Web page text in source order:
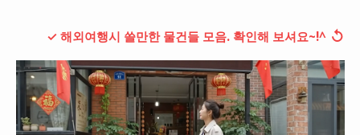
✓ 해외여행시 쓸만한 물건들 모음. 확인해 보셔요~!^ ↺